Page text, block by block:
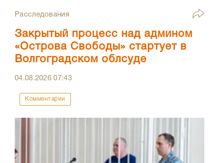
Расследования
Закрытый процесс над админом
«Острова Свободы» стартует в
Волгоградском облсуде
04.08.202607:43
Комментарии